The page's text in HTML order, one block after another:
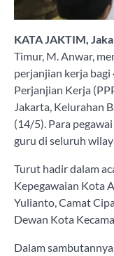
KATA JAKTIM,
Timur, M. Anwar,
perjanjian kerja
Perjanjian Kerja
Jakarta, Kelurahan
(14/5). Para
guru di seluruh
Turut hadir dalam
Kepegawaian Kota
Yulianto, Camat
Dewan Kota
Dalam